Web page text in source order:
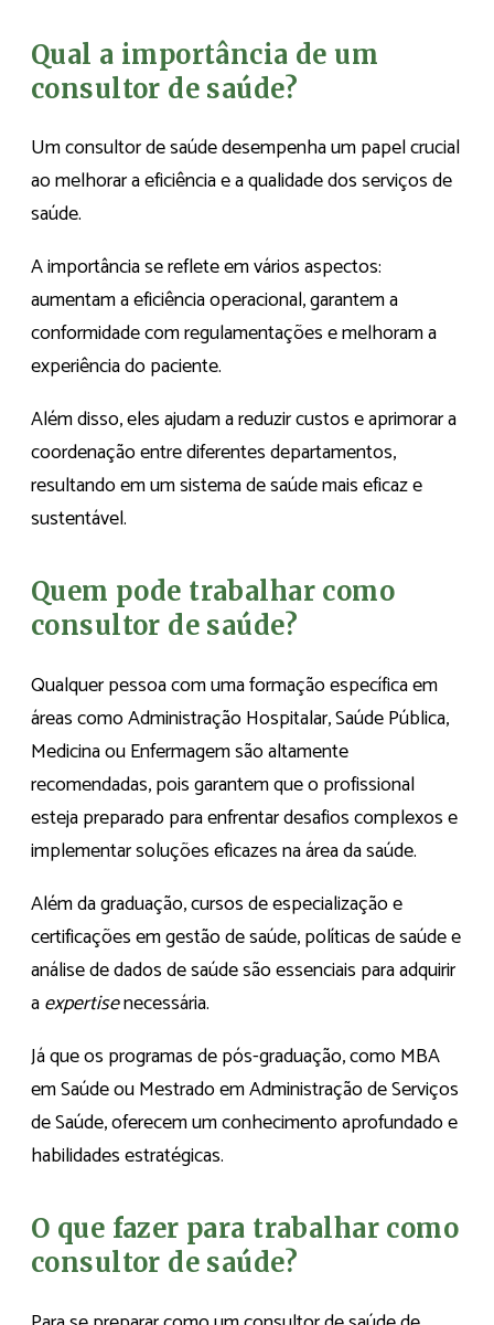
Qual a importância de um
consultor de saúde?
Um consultor de saúde desempenha um papel crucial
ao melhorar a eficiência e a qualidade dos serviços de
saúde.
A importância se reflete em vários aspectos:
aumentam a eficiência operacional, garantem a
conformidade com regulamentações e melhoram a
experiência do paciente.
Além disso, eles ajudam a reduzir custos e aprimorar a
coordenação entre diferentes departamentos,
resultando em um sistema de saúde mais eficaz e
sustentável.
Quem pode trabalhar como
consultor de saúde?
Qualquer pessoa com uma formação específica em
áreas como Administração Hospitalar, Saúde Pública,
Medicina ou Enfermagem são altamente
recomendadas, pois garantem que o profissional
esteja preparado para enfrentar desafios complexos e
implementar soluções eficazes na área da saúde.
Além da graduação, cursos de especialização e
certificações em gestão de saúde, políticas de saúde e
análise de dados de saúde são essenciais para adquirir
aexpertisenecessária.
Já que os programas de pós-graduação, como MBA
em Saúde ou Mestrado em Administração de Serviços
de Saúde, oferecem um conhecimento aprofundado e
habilidades estratégicas.
O que fazer para trabalhar como
consultor de saúde?